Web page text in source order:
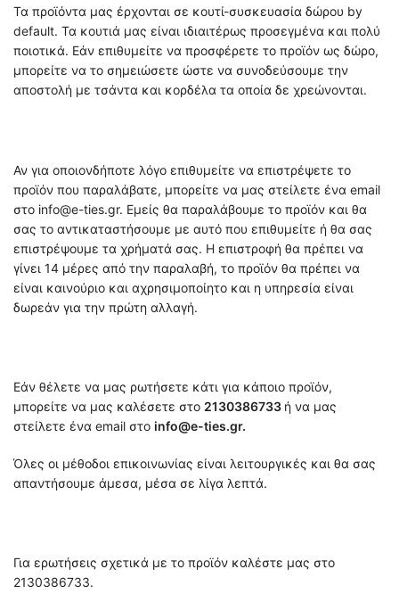
Τα προϊόντα μας έρχονται σε κουτί-συσκευασία δώρου by
default. Τα κουτιά μας είναι ιδιαιτέρως προσεγμένα και πολύ
ποιοτικά. Εάν επιθυμείτε να προσφέρετε το προϊόν ως δώρο,
μπορείτε να το σημειώσετε ώστε να συνοδεύσουμε την
αποστολή με τσάντα και κορδέλα τα οποία δε χρεώνονται.
Αν για οποιονδήποτε λόγο επιθυμείτε να επιστρέψετε το
προϊόν που παραλάβατε, μπορείτε να μας στείλετε ένα email
στο info@e-ties.gr. Εμείς θα παραλάβουμε το προϊόν και θα
σας το αντικαταστήσουμε με αυτό που επιθυμείτε ή θα σας
επιστρέψουμε τα χρήματά σας. Η επιστροφή θα πρέπει να
γίνει 14 μέρες από την παραλαβή, το προϊόν θα πρέπει να
είναι καινούριο και αχρησιμοποίητο και η υπηρεσία είναι
δωρεάν για την πρώτη αλλαγή.
Εάν θέλετε να μας ρωτήσετε κάτι για κάποιο προϊόν,
μπορείτε να μας καλέσετε στο 2130386733 ή να μας
στείλετε ένα email στο info@e-ties.gr.
Όλες οι μέθοδοι επικοινωνίας είναι λειτουργικές και θα σας
απαντήσουμε άμεσα, μέσα σε λίγα λεπτά.
Για ερωτήσεις σχετικά με το προϊόν καλέστε μας στο
2130386733.